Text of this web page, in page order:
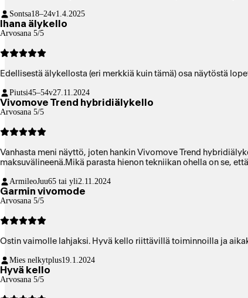
Sontsa18–24v1.4.2025
Ihana älykello
Arvosana 5/5
Edellisestä älykellosta (eri merkkiä kuin tämä) osa näytöstä
Piutsi45–54v27.11.2024
Vivomove Trend hybridiälykello
Arvosana 5/5
Vanhasta meni näyttö, joten hankin Vivomove Trend
maksuvälineenä.Mikä parasta hienon tekniikan ohella on se,
ArmileoJuu65 tai yli2.11.2024
Garmin vivomode
Arvosana 5/5
Ostin vaimolle lahjaksi. Hyvä kello riittävillä toiminnoilla ja
Mies nelkytplus19.1.2024
Hyvä kello
Arvosana 5/5